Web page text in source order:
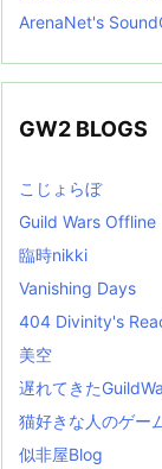
ArenaNet's
GW2 BLOGS
こじょらぼ
Guild Wars Offline
臨時nikki
Vanishing Days
404 Divinity's
美空
遅れてきた
猫好きな人のゲー
似非屋Blog